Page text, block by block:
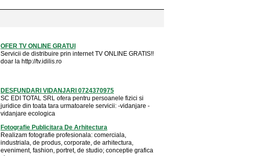
OFER TV ONLINE GRATUI
Servicii de distribuire prin internet TV ONLINE GRATIS!!
doar la http://tv.idilis.ro
DESFUNDARI VIDANJARI 0724370975
SC EDI TOTAL SRL ofera pentru persoanele fizici si
juridice din toata tara urmatoarele servicii: -vidanjare -
vidanjare ecologica
Fotografie Publicitara De Arhitectura
Realizam fotografie profesionala: comerciala,
industriala, de produs, corporate, de arhitectura,
eveniment, fashion, portret, de studio; conceptie grafica